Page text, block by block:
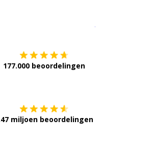
177.000 beoordelingen
miljoen beoordelingen